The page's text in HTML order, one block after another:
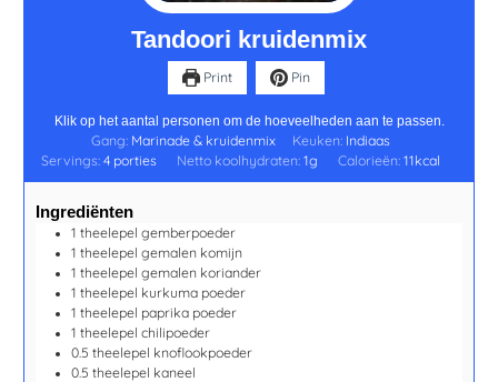
Tandoori kruidenmix
Print Pin
Klik op het aantal personen om de hoeveelheden aan te passen.
Gang: Marinade & kruidenmix Keuken: Indiaas
Servings:4 porties Netto koolhydraten:1g Calorieën: 11kcal
Ingrediënten
1 theelepel gemberpoeder
1 theelepel gemalen komijn
1 theelepel gemalen koriander
1 theelepel kurkuma poeder
1 theelepel paprika poeder
1 theelepel chilipoeder
0.5 theelepel knoflookpoeder
0.5 theelepel kaneel